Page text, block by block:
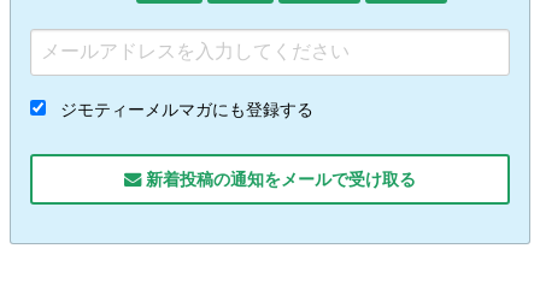
ジモティーメルマガにも登録する
新着投稿の通知をメールで受け取る